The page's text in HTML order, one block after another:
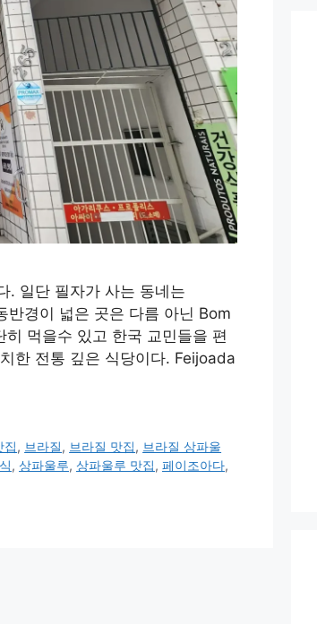
. 일단 필자가 사는 동네는
경이 넓은 곳은 다름 아닌 Bom
먹을수 있고 한국 교민들을 편
한 전통 깊은 식당이다. Feijoada
집, 브라질, 브라질 맛집, 브라질 상파울
, 상파울루, 상파울루 맛집, 페이조아다,